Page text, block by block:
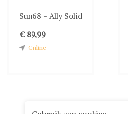
Sun68 - Ally Solid
€ 89,99
Online